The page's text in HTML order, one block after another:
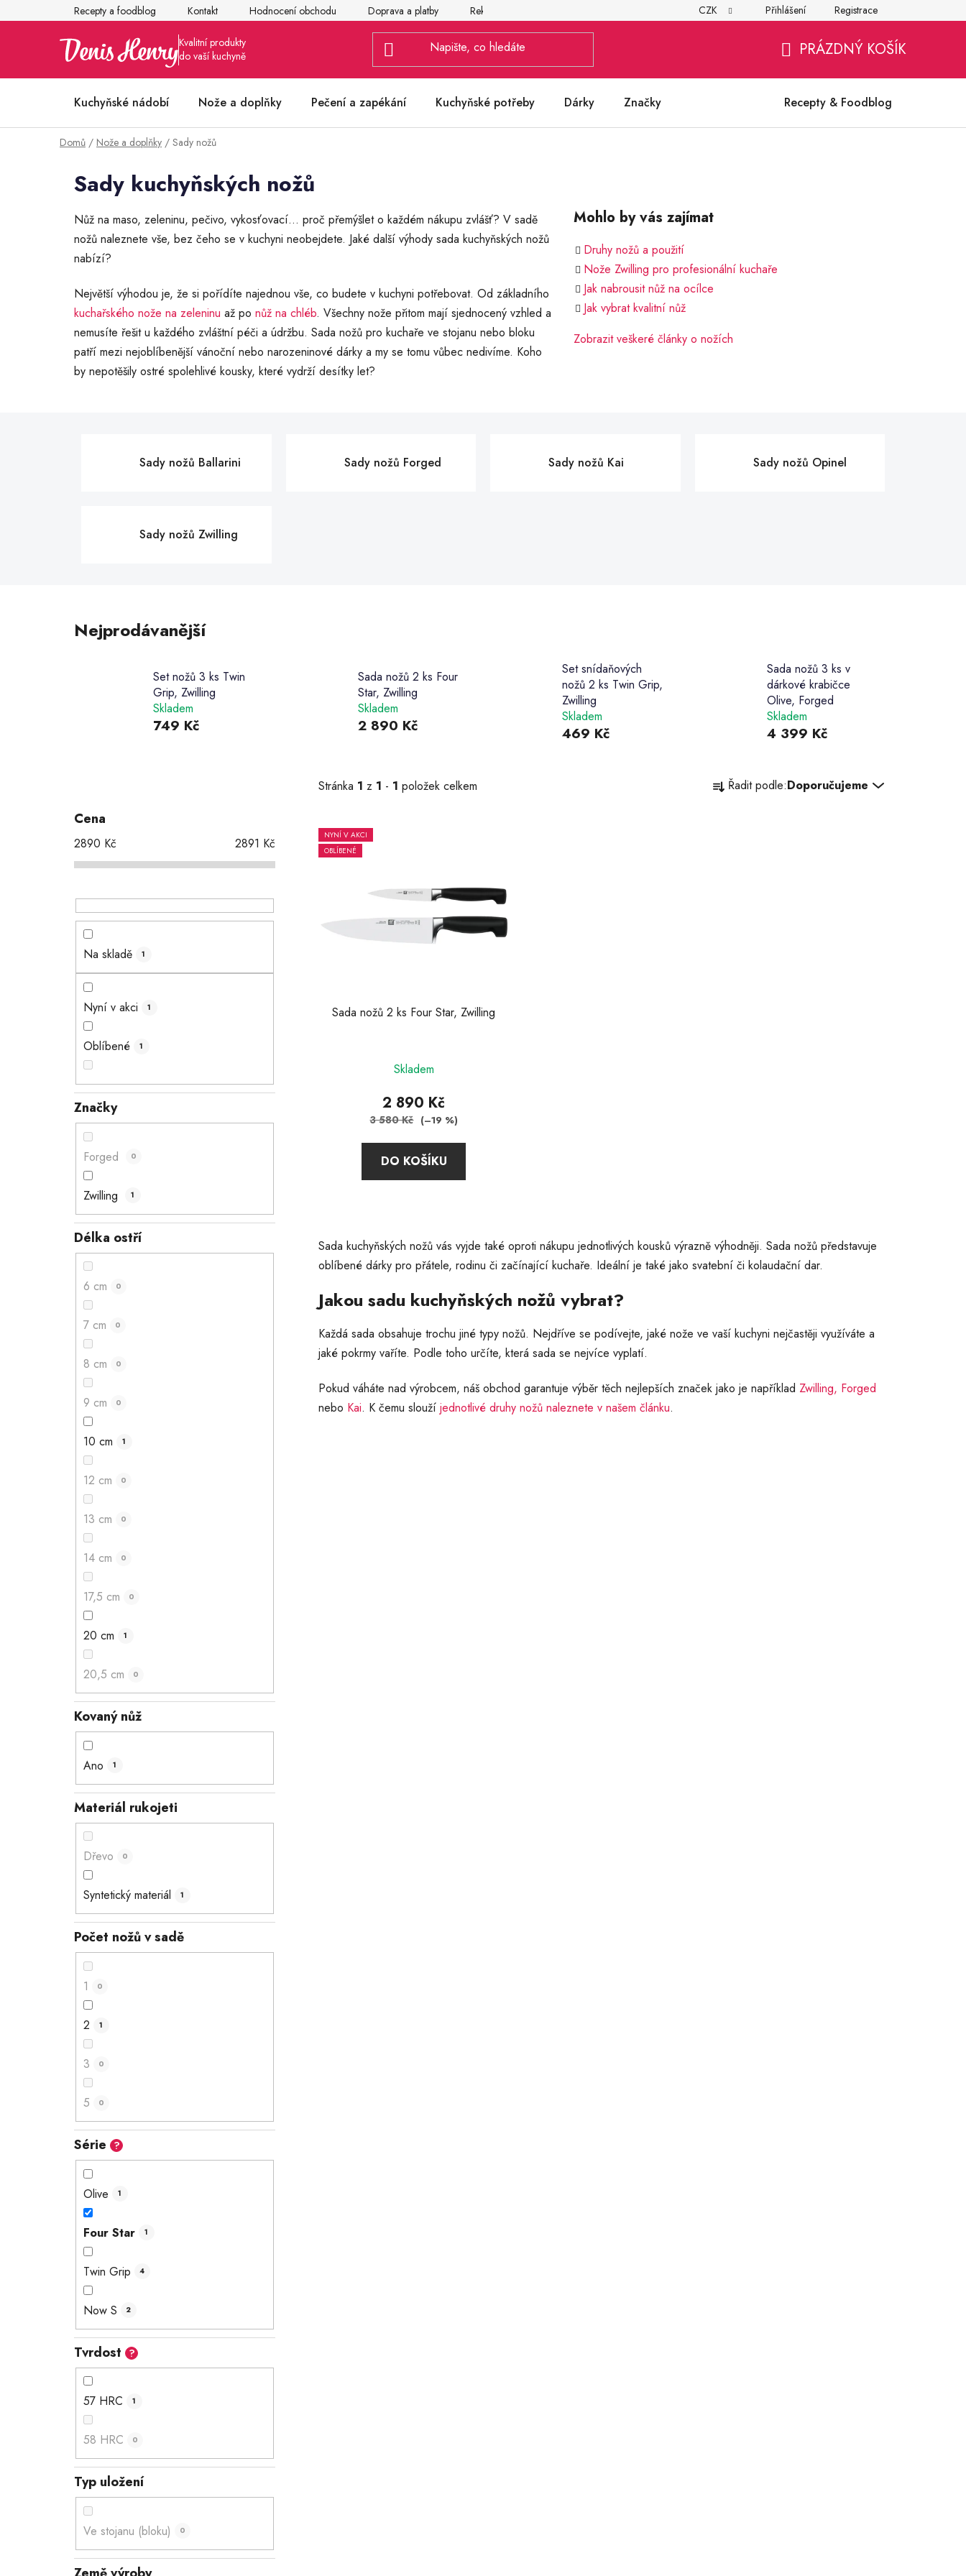
na
Recepty a foodblog Kontakt Hodnocení obchodu Doprava a platby Reklamace Všeobecné obchodní podmínky Ochrana osobních údajů
CZK Přihlášení Registrace
KOŠÍK
PRÁZDNÝ KOŠÍK
Kuchyňské nádobí Nože a doplňky Pečení a zapékání Kuchyňské potřeby Dárky Značky Recepty & Foodblog
Články z kuchyně
Domů / Nože a doplňky / Sady nožů
Sady kuchyňských nožů
Nůž na maso, zeleninu, pečivo, vykosťovací… proč přemýšlet o každém nákupu zvlášť? V sadě
nožů naleznete vše, bez čeho se v kuchyni neobejdete. Jaké další výhody sada kuchyňských nožů
nabízí?
Největší výhodou je, že si pořídíte najednou vše, co budete v kuchyni potřebovat. Od základního
kuchařského nože na zeleninu až po nůž na chléb. Všechny nože přitom mají sjednocený vzhled a
nemusíte řešit u každého zvláštní péči a údržbu. Sada nožů pro kuchaře ve stojanu nebo bloku
patří mezi nejoblíbenější vánoční nebo narozeninové dárky a my se tomu vůbec nedivíme. Koho
by nepotěšily ostré spolehlivé kousky, které vydrží desítky let?
Mohlo by vás zajímat
Druhy nožů a použití
Nože Zwilling pro profesionální kuchaře
Jak nabrousit nůž na ocílce
Jak vybrat kvalitní nůž
Zobrazit veškeré články o nožích
Sady nožů Ballarini Sady nožů Forged Sady nožů Kai Sady nožů Opinel
Sady nožů Zwilling
Nejprodávanější
Set nožů 3 ks Twin
Grip, Zwilling
Skladem
749 Kč
Sada nožů 2 ks Four
Star, Zwilling
Skladem
2 890 Kč
Set snídaňových
nožů 2 ks Twin Grip,
Zwilling
Skladem
469 Kč
Sada nožů 3 ks v
dárkové krabičce
Olive, Forged
Skladem
4 399 Kč
Cena
2890 Kč 2891 Kč
Na skladě 1
Nyní v akci 1
Oblíbené 1
Značky
Forged 0
Zwilling 1
Délka ostří
6 cm 0
7 cm 0
8 cm 0
9 cm 0
10 cm 1
12 cm 0
13 cm 0
14 cm 0
17,5 cm 0
20 cm 1
20,5 cm 0
Kovaný nůž
Ano 1
Materiál rukojeti
Dřevo 0
Syntetický materiál 1
Počet nožů v sadě
1 0
2 1
3 0
5 0
Série ?
Olive 1
Four Star 1
Twin Grip 4
Now S 2
Tvrdost ?
57 HRC 1
58 HRC 0
Typ uložení
Ve stojanu (bloku) 0
Stránka 1 z 1 - 1 položek celkem Ř
a Řadit podle:Doporučujeme
V
ý
s
NYNÍ V AKCI
OBLÍBENÉ
Sada nožů 2 ks Four Star, Zwilling
Skladem
2 890 Kč
3 580 Kč (–19 %)
DO KOŠÍKU
l
á
a
í
r
k
y
Sada kuchyňských nožů vás vyjde také oproti nákupu jednotlivých kousků výrazně výhodněji. Sada nožů představuje
oblíbené dárky pro přátele, rodinu či začínající kuchaře. Ideální je také jako svatební či kolaudační dar.
Jakou sadu kuchyňských nožů vybrat?
Každá sada obsahuje trochu jiné typy nožů. Nejdříve se podívejte, jaké nože ve vaší kuchyni nejčastěji využíváte a
jaké pokrmy vaříte. Podle toho určíte, která sada se nejvíce vyplatí.
Pokud váháte nad výrobcem, náš obchod garantuje výběr těch nejlepších značek jako je například Zwilling, Forged
nebo Kai. K čemu slouží jednotlivé druhy nožů naleznete v našem článku.